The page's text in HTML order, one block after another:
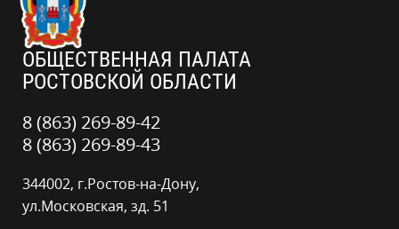
ОБЩЕСТВЕННАЯ ПАЛАТА
РОСТОВСКОЙ ОБЛАСТИ
8 (863) 269-89-42
8 (863) 269-89-43
344002, г.Ростов-на-Дону,
ул.Московская, зд. 51